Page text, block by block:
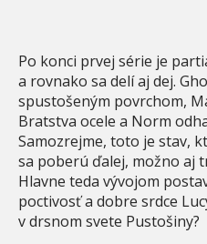
Po konci prvej série je
a rovnako sa delí aj dej.
spustošeným povrchom,
Bratstva ocele a Norm
Samozrejme, toto je stav,
sa poberú ďalej, možno aj
Hlavne teda vývojom
poctivosť a dobre srdce
v drsnom svete Pustošiny?